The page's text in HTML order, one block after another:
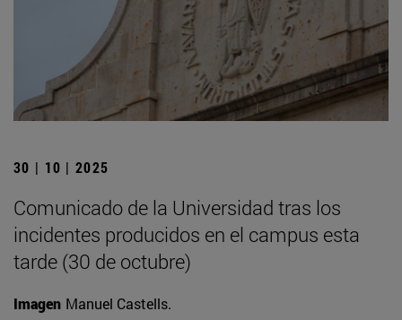
30 | 10 | 2025
Comunicado de la Universidad tras los
incidentes producidos en el campus esta
tarde (30 de octubre)
Imagen Manuel Castells.